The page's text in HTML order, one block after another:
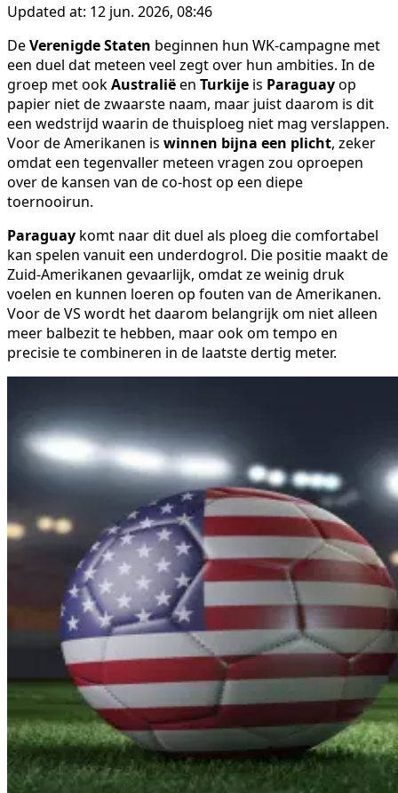
Updated at: 12 jun. 2026, 08:46
DeVerenigde Staten beginnen hun WK-campagne met
een duel dat meteen veel zegt over hun ambities. In de
groep met ookAustraliëen Turkije is Paraguayop
papier niet de zwaarste naam, maar juist daarom is dit
een wedstrijd waarin de thuisploeg niet mag verslappen.
Voor de Amerikanen is winnen bijna een plicht, zeker
omdat een tegenvaller meteen vragen zou oproepen
over de kansen van de co-host op een diepe
toernooirun.
Paraguay komt naar dit duel als ploeg die comfortabel
kan spelen vanuit een underdogrol. Die positie maakt de
Zuid-Amerikanen gevaarlijk, omdat ze weinig druk
voelen en kunnen loeren op fouten van de Amerikanen.
Voor de VS wordt het daarom belangrijk om niet alleen
meer balbezit te hebben, maar ook om tempo en
precisie te combineren in de laatste dertig meter.